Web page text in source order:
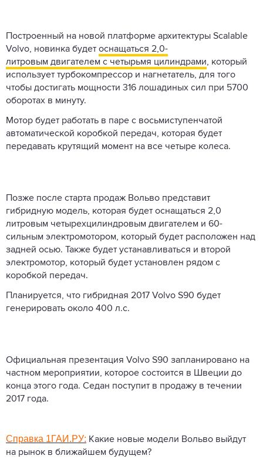
Построенный на новой платформе архитектуры Scalable
Volvo, новинка будет оснащаться 2,0-
литровым двигателем с четырьмя цилиндрами, который
использует турбокомпрессор и нагнетатель, для того
чтобы достигать мощности 316 лошадиных сил при 5700
оборотах в минуту.
Мотор будет работать в паре с восьмиступенчатой
автоматической коробкой передач, которая будет
передавать крутящий момент на все четыре колеса.
Позже после старта продаж Вольво представит
гибридную модель, которая будет оснащаться 2,0
литровым четырехцилиндровым двигателем и 60-
сильным электромотором, который будет расположен над
задней осью. Также будет устанавливаться и второй
электромотор, который будет установлен рядом с
коробкой передач.
Планируется, что гибридная 2017 Volvo S90 будет
генерировать около 400 л.с.
Официальная презентация Volvo S90 запланировано на
частном мероприятии, которое состоится в Швеции до
конца этого года. Седан поступит в продажу в течении
2017 года.
Справка 1ГАИ.РУ: Какие новые модели Вольво выйдут
на рынок в ближайшем будущем?